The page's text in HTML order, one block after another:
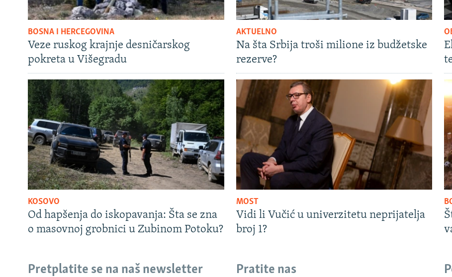
BOSNA I HERCEGOVINA
Veze ruskog krajnje desničarskog
pokreta u Višegradu
AKTUELNO
Na šta Srbija troši milione iz budžetske
rezerve?
KOSOVO
Od hapšenja do iskopavanja: Šta se zna
o masovnoj grobnici u Zubinom Potoku?
MOST
Vidi li Vučić u univerzitetu neprijatelja
broj 1?
Pretplatite se na naš newsletter Pratite nas